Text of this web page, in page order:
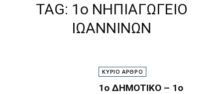
TAG: 1ο ΝΗΠΙΑΓΩΓΕΙΟ
ΙΩΑΝΝΙΝΩΝ
ΚΥΡΙΟ ΑΡΘΡΟ
1ο ΔΗΜΟΤΙΚΟ – 1ο